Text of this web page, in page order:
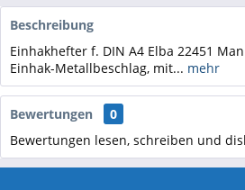
Beschreibung
Einhakhefter f. DIN A4 Elba 22451
Einhak-Metallbeschlag, mit... mehr
Bewertungen
0
Bewertungen lesen, schreiben und